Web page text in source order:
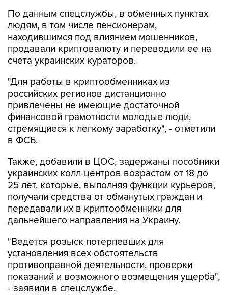
По данным спецслужбы, в обменных пунктах
людям, в том числе пенсионерам,
находившимся под влиянием мошенников,
продавали криптовалюту и переводили ее на
счета украинских кураторов.
"Для работы в криптообменниках из
российских регионов дистанционно
привлечены не имеющие достаточной
финансовой грамотности молодые люди,
стремящиеся к легкому заработку", - отметили
в ФСБ.
Также, добавили в ЦОС, задержаны пособники
украинских колл-центров возрастом от 18 до
25 лет, которые, выполняя функции курьеров,
получали средства от обманутых граждан и
передавали их в криптообменники для
дальнейшего направления на Украину.
"Ведется розыск потерпевших для
установления всех обстоятельств
противоправной деятельности, проверки
показаний и возможного возмещения ущерба",
- заявили в спецслужбе.